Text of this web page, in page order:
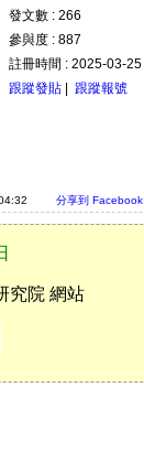
發文數 : 266
參與度 : 887
註冊時間 : 2025-03-25
跟蹤發貼
跟蹤報號
分享到 Facebook
究院 網站